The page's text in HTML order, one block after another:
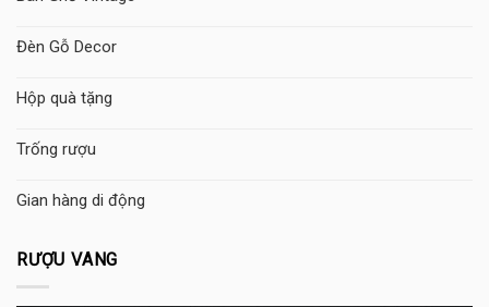
Đèn Gỗ Decor
Hộp quà tặng
Trống rượu
Gian hàng di động
RƯỢU VANG